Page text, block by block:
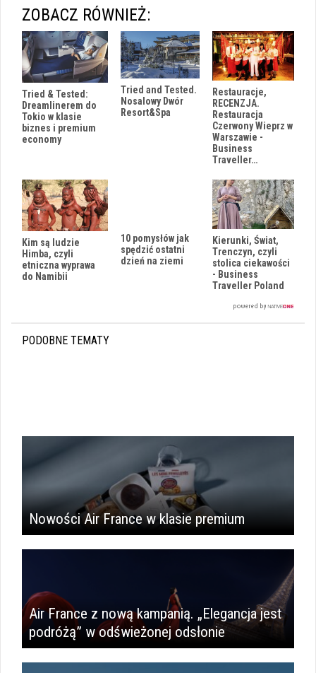
ZOBACZ RÓWNIEŻ:
Tried & Tested:
Dreamlinerem do
Tokio w klasie
biznes i premium
economy
Tried and Tested.
Nosalowy Dwór
Resort&Spa
Restauracje,
RECENZJA.
Restauracja
Czerwony Wieprz w
Warszawie -
Business
Traveller…
Kim są ludzie
Himba, czyli
etniczna wyprawa
do Namibii
10 pomysłów jak
spędzić ostatni
dzień na ziemi
Kierunki, Świat,
Trenczyn, czyli
stolica ciekawości
- Business
Traveller Poland
PODOBNE TEMATY
Nowości Air France w klasie premium
Air France z nową kampanią. „Elegancja jest
podróżą” w odświeżonej odsłonie